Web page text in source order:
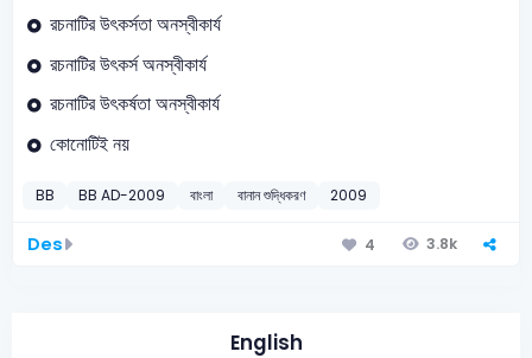
রচনাটির উৎকর্সতা অনস্বীকার্য
রচনাটির উৎকর্স অনস্বীকার্য
রচনাটির উৎকর্ষতা অনস্বীকার্য
কোনোটিই নয়
BB BB AD-2009 বাংলা বানান শুদ্ধিকরণ 2009
Des 4 3.8k
English